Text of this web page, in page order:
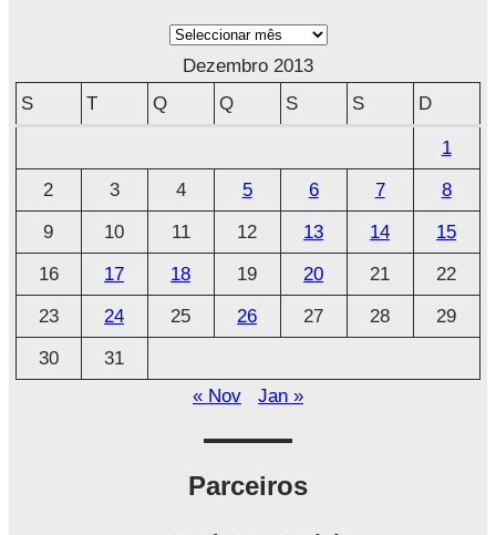
A
v
o
Dezembro 2013
S
T Q Q S S D
1
2
3 4 5 6 7
8
9
10 11 12 13 14
15
16
17 18 19 20 21
22
23
24 25 26 27 28
29
30
31
« Nov
Jan »
Parceiros